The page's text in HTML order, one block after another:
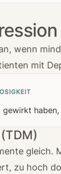
wenn
mit
gleich.
zu hoch